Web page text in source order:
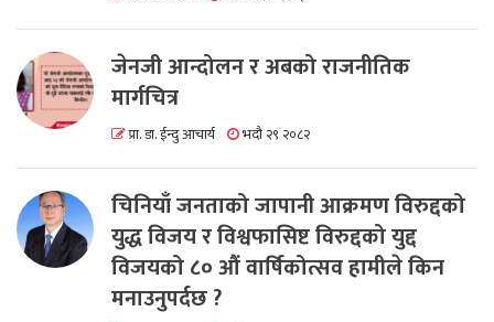
जेनजी आन्दोलन र अबको राजनीतिक
मार्गचित्र
प्रा. डा. ईन्दु आचार्य भदौ २९ २०८२
चिनियाँ जनताको जापानी आक्रमण विरुद्दको
युद्ध विजय र विश्वफासिष्ट विरुद्दको युद्द
विजयको ८० औं वार्षिकोत्सव हामीले किन
मनाउनुपर्दछ ?